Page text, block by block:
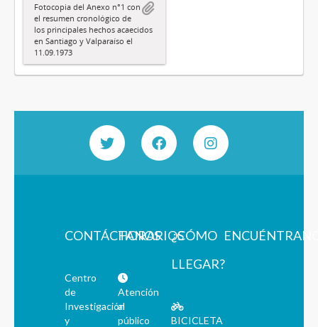
Fotocopia del Anexo n°1 con
el resumen cronológico de
los principales hechos acaecidos
en Santiago y Valparaíso el
11.09.1973
CONTÁCTANOS
Centro
de
Investigación
y
HORARIOS
Atención
al
público
¿CÓMO
LLEGAR?
BICICLETA